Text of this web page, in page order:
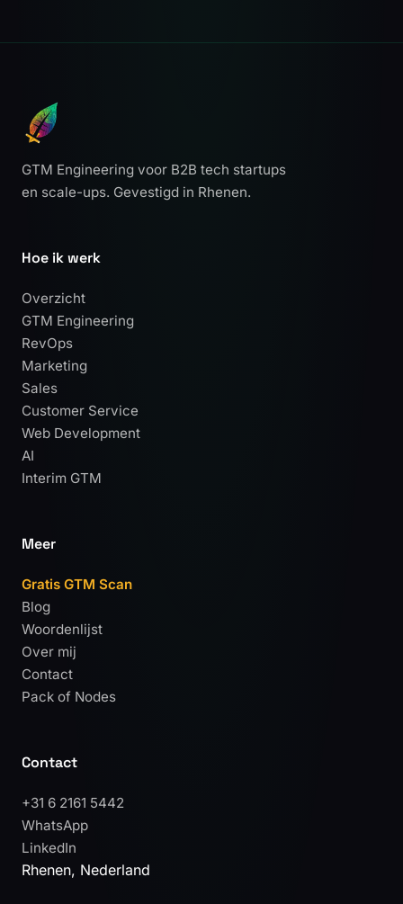
GTM Engineering voor B2B tech startups
en scale-ups. Gevestigd in Rhenen.
Hoe ik werk
Overzicht
GTM Engineering
RevOps
Marketing
Sales
Customer Service
Web Development
AI
Interim GTM
Meer
Gratis GTM Scan
Blog
Woordenlijst
Over mij
Contact
Pack of Nodes
Contact
+31 6 2161 5442
WhatsApp
LinkedIn
Rhenen, Nederland